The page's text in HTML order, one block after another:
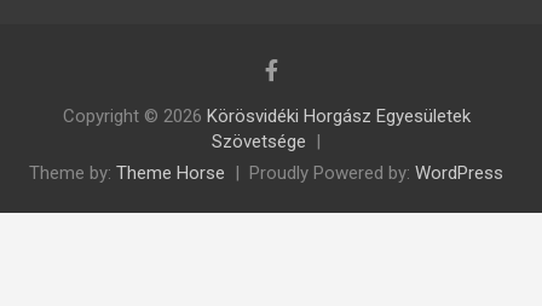
Copyright © 2026 Körösvidéki Horgász Egyesületek
Szövetsége
Theme by: Theme Horse Proudly Powered by: WordPress